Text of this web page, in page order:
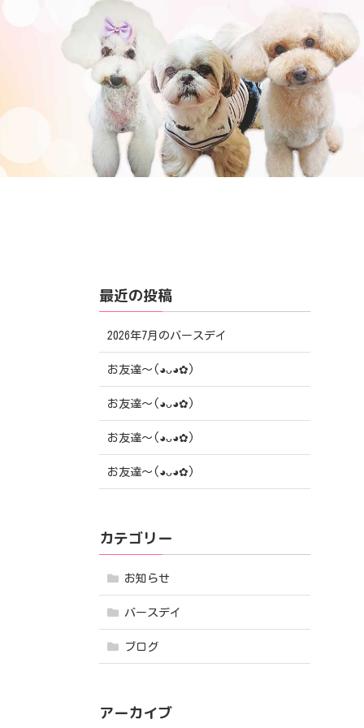
最近の投稿
2026年7月のバースデイ
お友達〜(⁠◕⁠ᴗ⁠◕⁠✿⁠)
お友達〜(⁠◕⁠ᴗ⁠◕⁠✿⁠)
お友達〜(⁠◕⁠ᴗ⁠◕⁠✿⁠)
お友達〜(⁠◕⁠ᴗ⁠◕⁠✿⁠)
カテゴリー
お知らせ
バースデイ
ブログ
アーカイブ